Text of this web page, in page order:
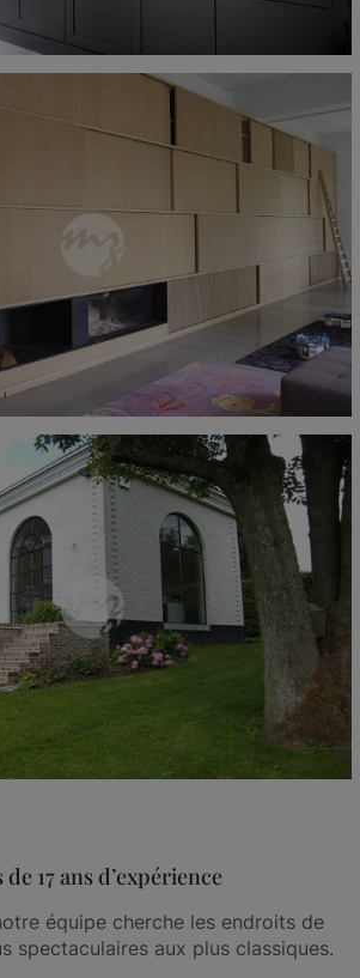
de 17 ans d’expérience
équipe cherche les endroits de
spectaculaires aux plus classiques.